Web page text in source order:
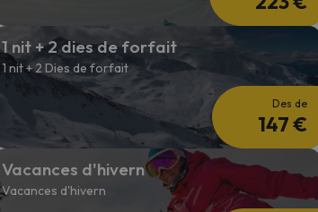
1 nit + 2 dies de forfait
1 nit + 2 Dies de forfait
Des de
147 €
Vacances d'hivern
Vacances d'hivern